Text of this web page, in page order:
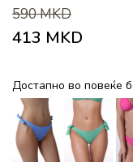
590MKD
413 MKD
Достапно во повеќе